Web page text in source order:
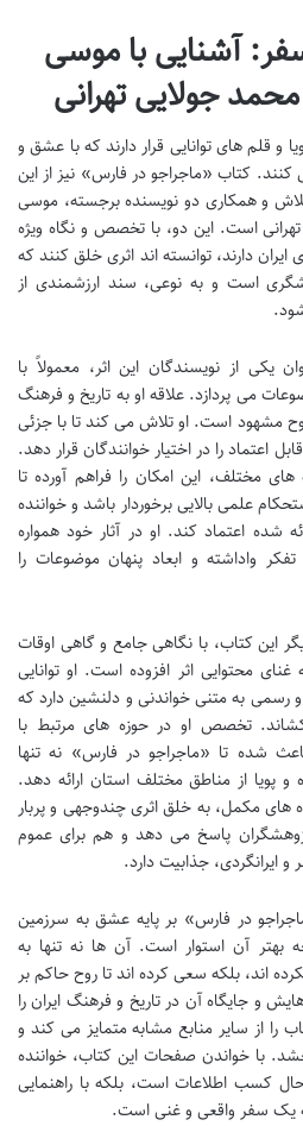
آشنایی با موسی
جولایی تهرانی
و قلم های توانایی قرار دارند که با عشق و
کتاب «ماجراجو در فارس» نیز از این
و همکاری دو نویسنده برجسته، موسی
است. این دو، با تخصص و نگاه ویژه
دارند، توانسته اند اثری خلق کنند که
است و به نوعی، سند ارزشمندی از
یکی از نویسندگان این اثر، معمولاً با
می پردازد. علاقه او به تاریخ و فرهنگ
مشهود است. او تلاش می کند تا با جزئی
اعتماد را در اختیار خوانندگان قرار دهد.
مختلف، این امکان را فراهم آورده تا
علمی بالایی برخوردار باشد و خواننده
شده اعتماد کند. او در آثار خود همواره
واداشته و ابعاد پنهان موضوعات را
این کتاب، با نگاهی جامع و گاهی اوقات
محتوایی اثر افزوده است. او توانایی
به متنی خواندنی و دلنشین دارد که
تخصص او در حوزه های مرتبط با
شده تا «ماجراجو در فارس» نه تنها
و پویا از مناطق مختلف استان ارائه دهد.
های مکمل، به خلق اثری چندوجهی و پربار
پاسخ می دهد و هم برای عموم
ایرانگردی، جذابیت دارد.
در فارس» بر پایه عشق به سرزمین
بهتر آن استوار است. آن ها نه تنها به
اند، بلکه سعی کرده اند تا روح حاکم بر
و جایگاه آن در تاریخ و فرهنگ ایران را
را از سایر منابع مشابه متمایز می کند و
با خواندن صفحات این کتاب، خواننده
کسب اطلاعات است، بلکه با راهنمایی
یک سفر واقعی و غنی است.